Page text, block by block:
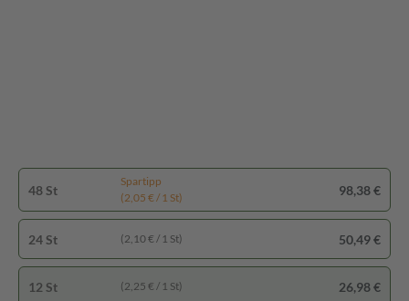
48 St
Spartipp
(2,05 € / 1 St)
98,38 €
24 St (2,10 € / 1 St) 50,49 €
12 St (2,25 € / 1 St) 26,98 €